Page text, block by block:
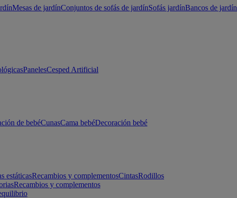
Mesas de jardínConjuntos de sofás de jardínSofás jardínBancos de jardín
PanelesCesped Artificial
de bebéCunasCama bebéDecoración bebé
estáticasRecambios y complementosCintasRodillos
Recambios y complementos